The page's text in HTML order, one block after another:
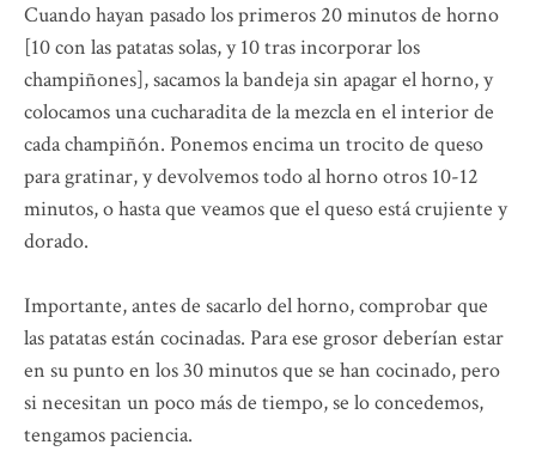
Cuando hayan pasado los primeros 20 minutos de horno
[10 con las patatas solas, y 10 tras incorporar los
champiñones], sacamos la bandeja sin apagar el horno, y
colocamos una cucharadita de la mezcla en el interior de
cada champiñón. Ponemos encima un trocito de queso
para gratinar, y devolvemos todo al horno otros 10-12
minutos, o hasta que veamos que el queso está crujiente y
dorado.
Importante, antes de sacarlo del horno, comprobar que
las patatas están cocinadas. Para ese grosor deberían estar
en su punto en los 30 minutos que se han cocinado, pero
si necesitan un poco más de tiempo, se lo concedemos,
tengamos paciencia.